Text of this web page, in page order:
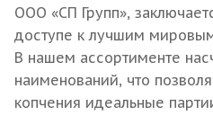
ООО «СП Групп»,
доступе к лучшим
В нашем ассортименте
наименований, что
копчения идеальные